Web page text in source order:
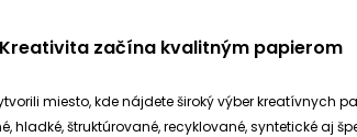
Kreativita začína kvalitným papierom
miesto, kde nájdete široký výber kreatívnych
hladké, štruktúrované, recyklované, syntetické